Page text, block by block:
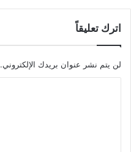
اترك تعليقاً
لن يتم نشر عنوان بريدك الإلكتروني.